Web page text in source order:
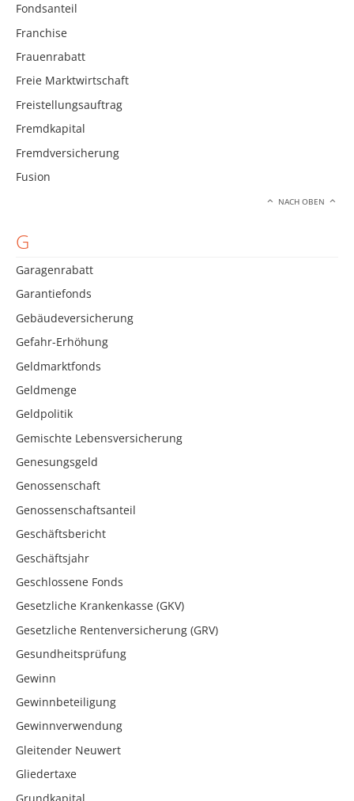
Fondsanteil
Franchise
Frauenrabatt
Freie Marktwirtschaft
Freistellungsauftrag
Fremdkapital
Fremdversicherung
Fusion
NACH OBEN
G
Garagenrabatt
Garantiefonds
Gebäudeversicherung
Gefahr-Erhöhung
Geldmarktfonds
Geldmenge
Geldpolitik
Gemischte Lebensversicherung
Genesungsgeld
Genossenschaft
Genossenschaftsanteil
Geschäftsbericht
Geschäftsjahr
Geschlossene Fonds
Gesetzliche Krankenkasse (GKV)
Gesetzliche Rentenversicherung (GRV)
Gesundheitsprüfung
Gewinn
Gewinnbeteiligung
Gewinnverwendung
Gleitender Neuwert
Gliedertaxe
Grundkapital